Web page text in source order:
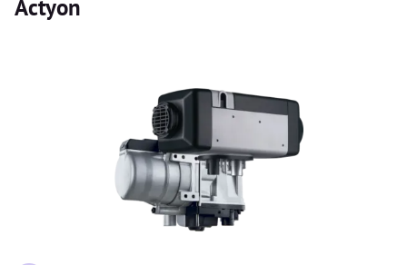
Actyon